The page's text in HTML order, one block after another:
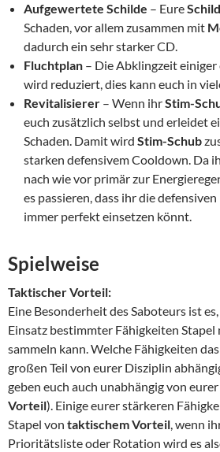
Aufgewertete Schilde – Eure
Schaden, vor allem zusammen mit
dadurch ein sehr starker CD.
Fluchtplan – Die Abklingzeit
wird reduziert, dies kann euch in
Revitalisierer – Wenn ihrStim-
euch zusätzlich selbst und erleidet
Schaden. Damit wird Stim-Schub
starken defensivem Cooldown. Da
nach wie vor primär zur
es passieren, dass ihr die
immer perfekt einsetzen könnt.
Spielweise
Taktischer Vorteil:
Eine Besonderheit des Saboteurs ist
Einsatz bestimmter Fähigkeiten Stapel
sammeln kann. Welche Fähigkeiten
großen Teil von eurer Disziplin
geben euch auch unabhängig von
Vorteil). Einige eurer stärkeren
Stapel von taktischem Vorteil, wenn
Prioritätsliste oder Rotation wird es